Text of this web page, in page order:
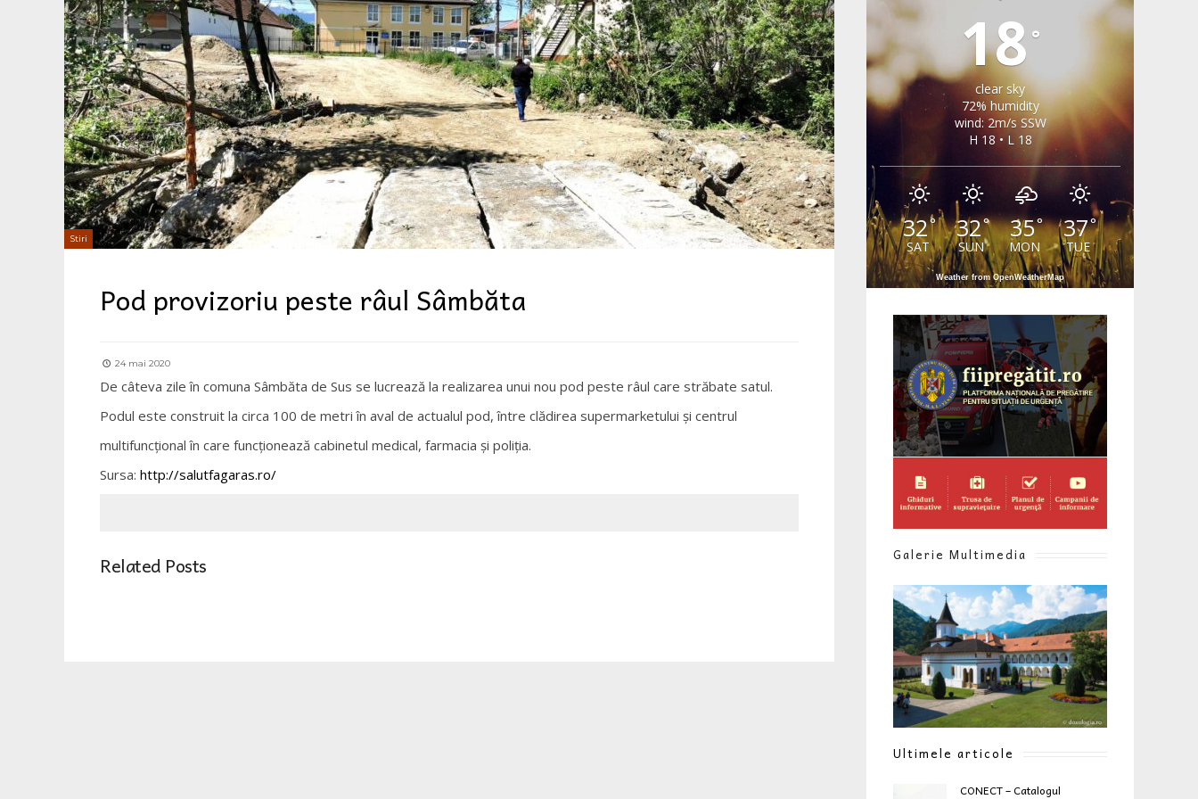
Stiri
Pod provizoriu peste râul Sâmbăta
24 mai 2020
De câteva zile în comuna Sâmbăta de Sus se lucrează la realizarea unui nou pod peste râul care străbate satul.
Podul este construit la circa 100 de metri în aval de actualul pod, între clădirea supermarketului şi centrul
multifuncţional în care funcţionează cabinetul medical, farmacia şi poliţia.
Sursa: http://salutfagaras.ro/
Related Posts
18 °
clear sky
72% humidity
wind: 2m/s SSW
H 18 • L 18
32°
SAT
32°
SUN
35°
MON
37°
TUE
Weather from OpenWeatherMap
Galerie Multimedia
Ultimele articole
CONECT – Catalogul